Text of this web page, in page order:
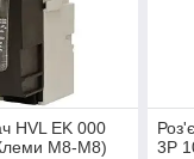
HVL EK 000
M8-M8)
3P